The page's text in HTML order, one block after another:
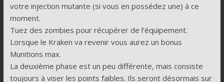
votre injection mutante (si vous en possédez une) à ce
moment.
Tuez des zombies pour récupérer de l’équipement.
Lorsque le Kraken va revenir vous aurez un bonus
Munitions max.
La deuxième phase est un peu différente, mais consiste
toujours à viser les points faibles. Ils seront désormais sur